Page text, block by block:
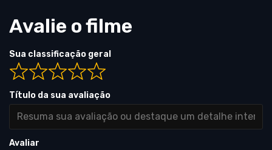
Avalie o filme
Sua classificação geral
Título da sua avaliação
Avaliar